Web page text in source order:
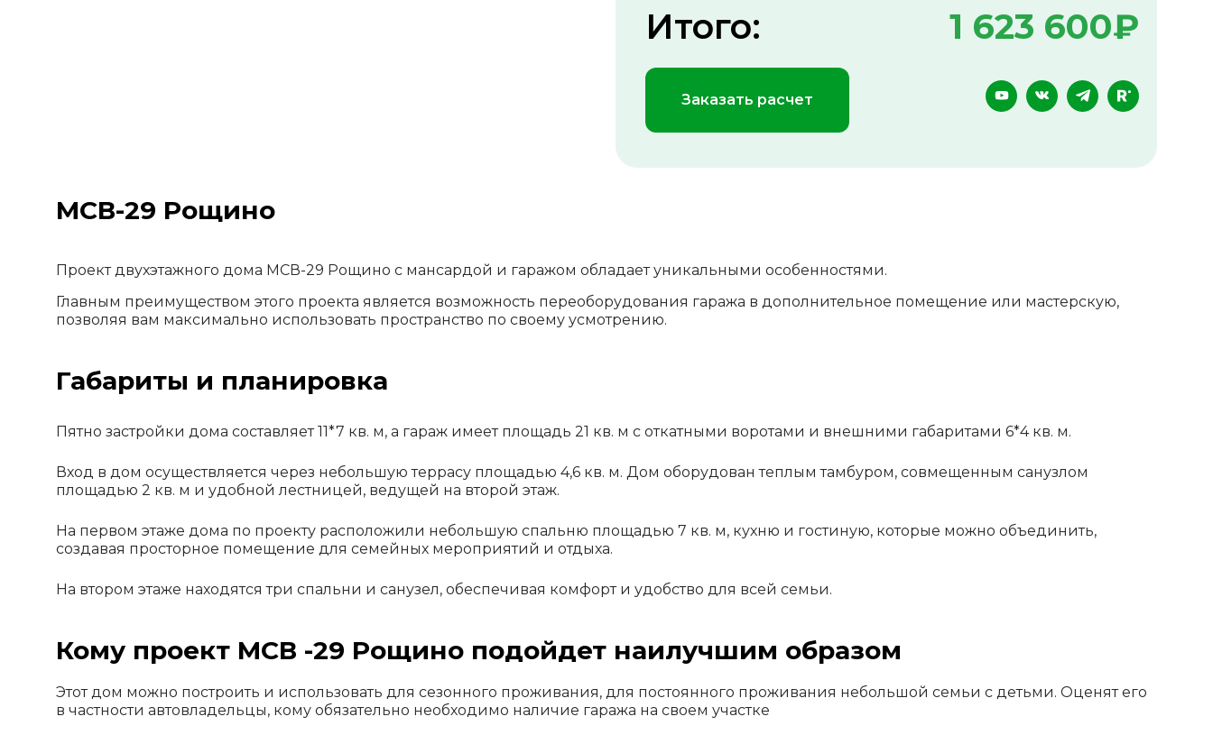
Итого: 1 623 600₽
Заказать расчет
МСВ-29 Рощино
Проект двухэтажного дома МСВ-29 Рощино с мансардой и гаражом обладает уникальными особенностями.
Главным преимуществом этого проекта является возможность переоборудования гаража в дополнительное помещение или мастерскую,
позволяя вам максимально использовать пространство по своему усмотрению.
Габариты и планировка
Пятно застройки дома составляет 11*7 кв. м, а гараж имеет площадь 21 кв. м с откатными воротами и внешними габаритами 6*4 кв. м.
Вход в дом осуществляется через небольшую террасу площадью 4,6 кв. м. Дом оборудован теплым тамбуром, совмещенным санузлом
площадью 2 кв. м и удобной лестницей, ведущей на второй этаж.
На первом этаже дома по проекту расположили небольшую спальню площадью 7 кв. м, кухню и гостиную, которые можно объединить,
создавая просторное помещение для семейных мероприятий и отдыха.
На втором этаже находятся три спальни и санузел, обеспечивая комфорт и удобство для всей семьи.
Кому проект МСВ -29 Рощино подойдет наилучшим образом
Этот дом можно построить и использовать для сезонного проживания, для постоянного проживания небольшой семьи с детьми. Оценят его
в частности автовладельцы, кому обязательно необходимо наличие гаража на своем участке